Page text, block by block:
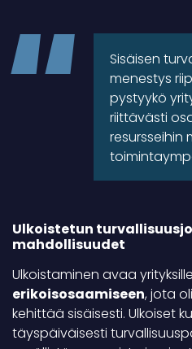
Sisäisen
menestys
pystyykö
riittävästi
resursseihin
Ulkoistetun
mahdollisuudet
Ulkoistaminen avaa
erikoisosaamiseen, jota
kehittää sisäisesti. Ulkoiset
täyspäiväisesti